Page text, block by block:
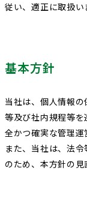
従い、適正に取扱い
基本方針
当社は、個人情報
等及び社内規程等
全かつ確実な管理運
また、当社は、法
のため、本方針の見